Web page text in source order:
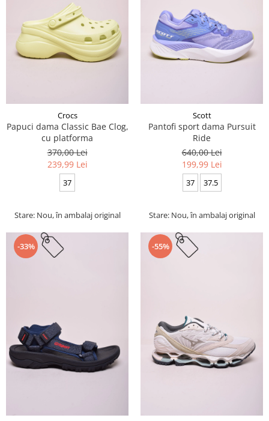
Crocs
Papuci dama Classic Bae Clog,
cu platforma
370,00 Lei
239,99 Lei
37
Stare: Nou, în ambalaj original
Scott
Pantofi sport dama Pursuit
Ride
640,00 Lei
199,99 Lei
37 37.5
Stare: Nou, în ambalaj original
-33% -55%